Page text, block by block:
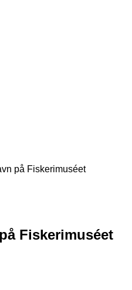
på Fiskerimuséet
Fiskerimuséet